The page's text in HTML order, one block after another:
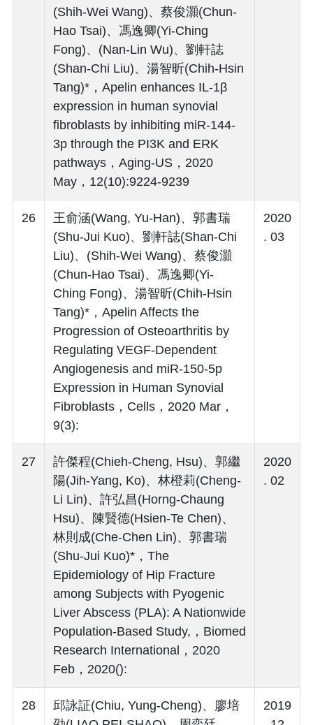
(Shih-Wei Wang)、蔡俊灝(Chun-
Hao Tsai)、馮逸卿(Yi-Ching
Fong)、(Nan-Lin Wu)、劉軒誌
(Shan-Chi Liu)、湯智昕(Chih-Hsin
Tang)*，Apelin enhances IL-1β
expression in human synovial
fibroblasts by inhibiting miR-144-
3p through the PI3K and ERK
pathways，Aging-US，2020
May，12(10):9224-9239
26
王俞涵(Wang, Yu-Han)、郭書瑞
(Shu-Jui Kuo)、劉軒誌(Shan-Chi
Liu)、(Shih-Wei Wang)、蔡俊灝
(Chun-Hao Tsai)、馮逸卿(Yi-
Ching Fong)、湯智昕(Chih-Hsin
Tang)*，Apelin Affects the
Progression of Osteoarthritis by
Regulating VEGF-Dependent
Angiogenesis and miR-150-5p
Expression in Human Synovial
Fibroblasts，Cells，2020 Mar，
9(3):
2020
. 03
27
許傑程(Chieh-Cheng, Hsu)、郭繼
陽(Jih-Yang, Ko)、林橙莉(Cheng-
Li Lin)、許弘昌(Horng-Chaung
Hsu)、陳賢德(Hsien-Te Chen)、
林則成(Che-Chen Lin)、郭書瑞
(Shu-Jui Kuo)*，The
Epidemiology of Hip Fracture
among Subjects with Pyogenic
Liver Abscess (PLA): A Nationwide
Population-Based Study,，Biomed
Research International，2020
Feb，2020():
2020
. 02
28
邱詠証(Chiu, Yung-Cheng)、廖培
2019